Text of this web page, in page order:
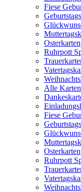
Fiese
Osterkarten
Ruhrpott
Alle Karten
Fiese
Osterkarten
Ruhrpott